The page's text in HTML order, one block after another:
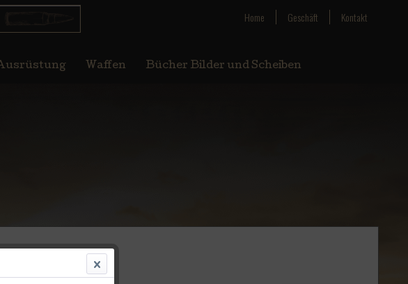
Home Geschäft Kontakt
Waffen Bücher Bilder und Scheiben